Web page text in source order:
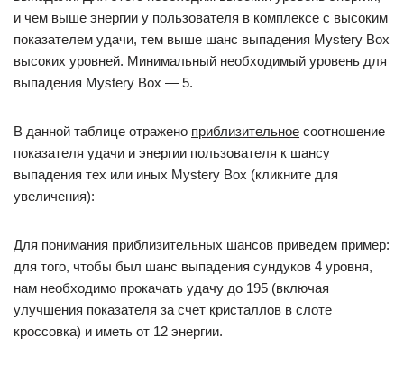
и чем выше энергии у пользователя в комплексе с высоким
показателем удачи, тем выше шанс выпадения Mystery Box
высоких уровней. Минимальный необходимый уровень для
выпадения Mystery Box — 5.
В данной таблице отражено приблизительное соотношение
показателя удачи и энергии пользователя к шансу
выпадения тех или иных Mystery Box (кликните для
увеличения):
Для понимания приблизительных шансов приведем пример:
для того, чтобы был шанс выпадения сундуков 4 уровня,
нам необходимо прокачать удачу до 195 (включая
улучшения показателя за счет кристаллов в слоте
кроссовка) и иметь от 12 энергии.